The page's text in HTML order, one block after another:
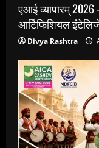
एआई व्यापारम्
आर्टिफिशियल
Divya Rashtra